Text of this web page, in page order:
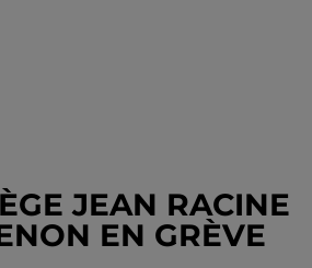
JEAN RACINE
EN GRÈVE